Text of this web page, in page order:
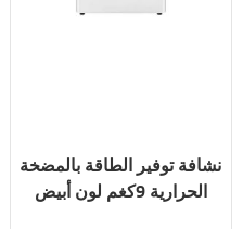
نشافة توفير الطاقة بالمضخة
الحرارية 9كغم لون أبيض